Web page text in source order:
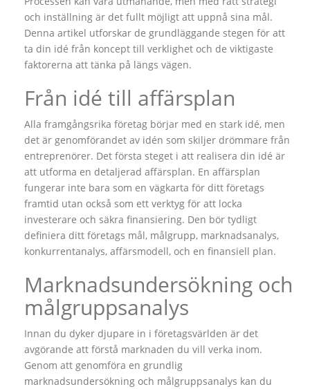
och inställning är det fullt möjligt att uppnå sina mål.
Denna artikel utforskar de grundläggande stegen för att
ta din idé från koncept till verklighet och de viktigaste
faktorerna att tänka på längs vägen.
Från idé till affärsplan
Alla framgångsrika företag börjar med en stark idé, men
det är genomförandet av idén som skiljer drömmare från
entreprenörer. Det första steget i att realisera din idé är
att utforma en detaljerad affärsplan. En affärsplan
fungerar inte bara som en vägkarta för ditt företags
framtid utan också som ett verktyg för att locka
investerare och säkra finansiering. Den bör tydligt
definiera ditt företags mål, målgrupp, marknadsanalys,
konkurrentanalys, affärsmodell, och en finansiell plan.
Marknadsundersökning och
målgruppsanalys
Innan du dyker djupare in i företagsvärlden är det
avgörande att förstå marknaden du vill verka inom.
Genom att genomföra en grundlig
marknadsundersökning och målgruppsanalys kan du